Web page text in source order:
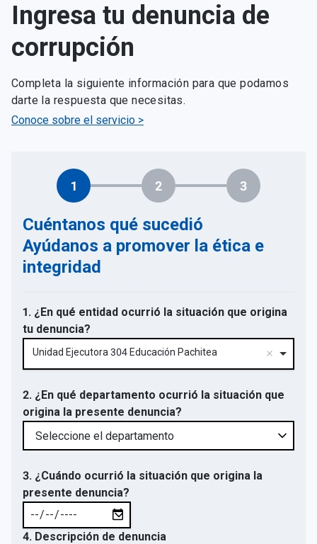
Ingresa tu denuncia de
corrupción
Completa la siguiente información para que podamos
darte la respuesta que necesitas.
Conoce sobre el servicio >
1 2 3
Cuéntanos qué sucedió
Ayúdanos a promover la ética e
integridad
1. ¿En qué entidad ocurrió la situación que origina
tu denuncia?
Unidad Ejecutora 304 Educación Pachitea
2. ¿En qué departamento ocurrió la situación que
origina la presente denuncia?
3. ¿Cuándo ocurrió la situación que origina la
presente denuncia?
4. Descripción de denuncia